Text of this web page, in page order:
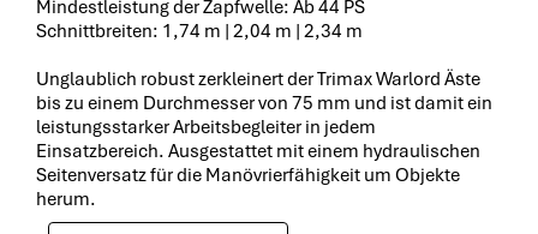
Mindestleistung der Zapfwelle: Ab 44 PS
Schnittbreiten: 1,74 m | 2,04 m | 2,34 m
Unglaublich robust zerkleinert der Trimax Warlord Äste
bis zu einem Durchmesser von 75 mm und ist damit ein
leistungsstarker Arbeitsbegleiter in jedem
Einsatzbereich. Ausgestattet mit einem hydraulischen
Seitenversatz für die Manövrierfähigkeit um Objekte
herum.